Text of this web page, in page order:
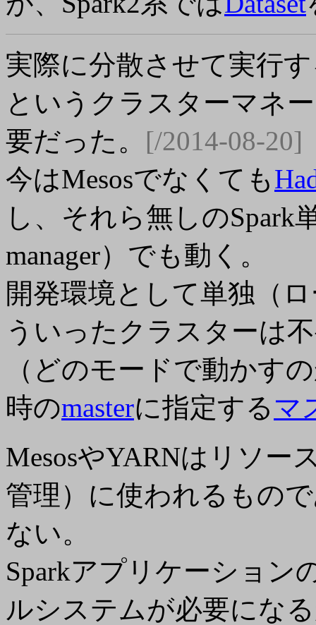
実際に分散させて実行
というクラスターマネ
要だった。 [/2014-08-20]
今はMesosでなくても
し、それら無しのSpark
manager）でも動く。
開発環境として単独（
ういったクラスターは
（どのモードで動かす
時のmasterに指定する マ
MesosやYARNはリソー
管理）に使われるもの
ない。
Sparkアプリケーション
ルシステムが必要にな